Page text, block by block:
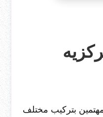
بتركيب مختلف